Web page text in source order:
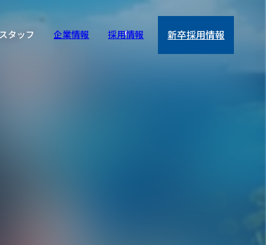
タッフ 企業情報 採用情報 新卒採用情報